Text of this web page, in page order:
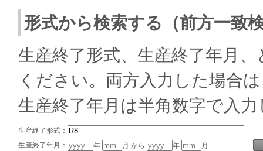
形式から検索する（前方一致
生産終了形式、生産終了年月
ください。両方入力した場合
生産終了年月は半角数字で入
生産終了形式：
生産終了年月：
年 月 から 年 月